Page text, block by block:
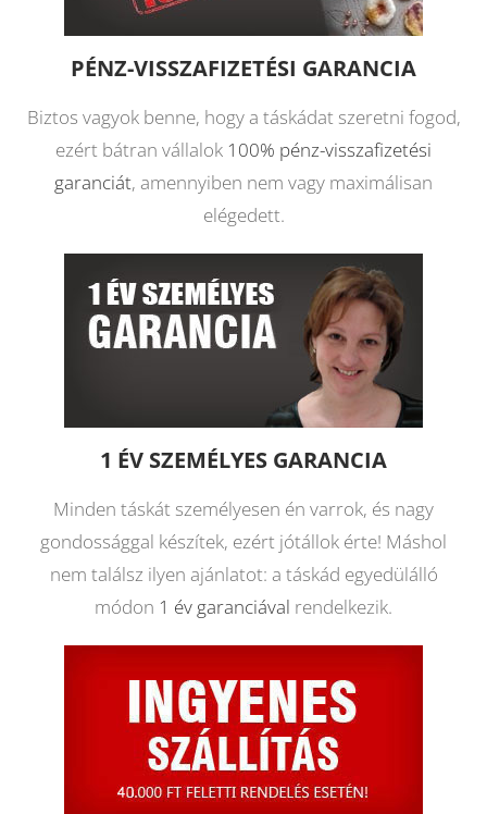
PÉNZ-VISSZAFIZETÉSI GARANCIA
Biztos vagyok benne, hogy a táskádat szeretni fogod,
ezért bátran vállalok 100% pénz-visszafizetési
garanciát, amennyiben nem vagy maximálisan
elégedett.
1 ÉV SZEMÉLYES GARANCIA
Minden táskát személyesen én varrok, és nagy
gondossággal készítek, ezért jótállok érte! Máshol
nem találsz ilyen ajánlatot: a táskád egyedülálló
módon 1 év garanciával rendelkezik.